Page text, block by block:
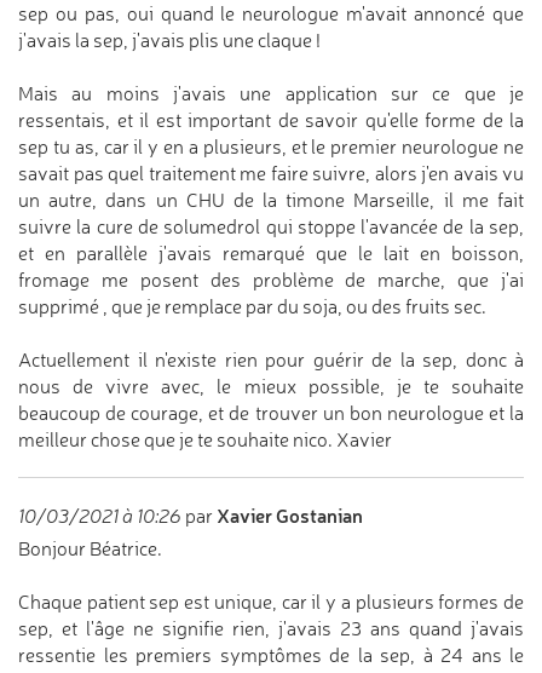
sep ou pas, oui quand le neurologue m'avait annoncé que
j'avais la sep, j'avais plis une claque !
Mais au moins j'avais une application sur ce que je
ressentais, et il est important de savoir qu'elle forme de la
sep tu as, car il y en a plusieurs, et le premier neurologue ne
savait pas quel traitement me faire suivre, alors j'en avais vu
un autre, dans un CHU de la timone Marseille, il me fait
suivre la cure de solumedrol qui stoppe l'avancée de la sep,
et en parallèle j'avais remarqué que le lait en boisson,
fromage me posent des problème de marche, que j'ai
supprimé , que je remplace par du soja, ou des fruits sec.
Actuellement il n'existe rien pour guérir de la sep, donc à
nous de vivre avec, le mieux possible, je te souhaite
beaucoup de courage, et de trouver un bon neurologue et la
meilleur chose que je te souhaite nico. Xavier
10/03/2021 à 10:26 par Xavier Gostanian
Bonjour Béatrice.
Chaque patient sep est unique, car il y a plusieurs formes de
sep, et l'âge ne signifie rien, j'avais 23 ans quand j'avais
ressentie les premiers symptômes de la sep, à 24 ans le